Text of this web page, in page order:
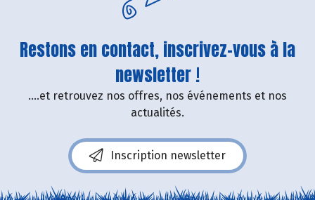
Restons en contact, inscrivez-vous à la
newsletter !
....et retrouvez nos offres, nos événements et nos
actualités.
Inscription newsletter